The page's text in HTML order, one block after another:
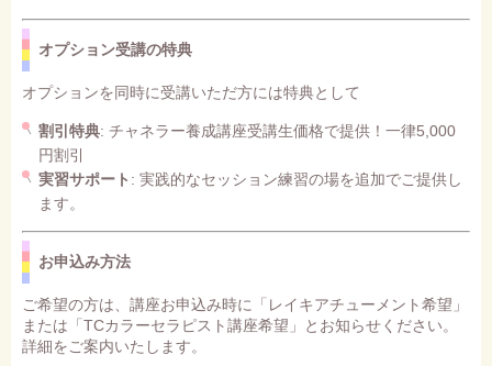
オプション受講の特典
オプションを同時に受講いただ方には特典として
割引特典: チャネラー養成講座受講生価格で提供！一律5,000
円割引
実習サポート : 実践的なセッション練習の場を追加でご提供し
ます。
お申込み方法
ご希望の方は、講座お申込み時に「レイキアチューメント希望」
または「TCカラーセラピスト講座希望」とお知らせください。
詳細をご案内いたします。